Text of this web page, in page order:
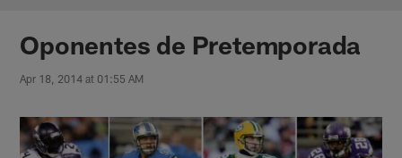
Oponentes de Pretemporada
Apr 18, 2014 at 01:55 AM